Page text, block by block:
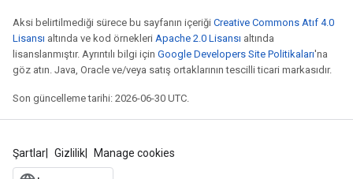
Aksi belirtilmediği sürece bu sayfanın içeriği Creative Commons Atıf 4.0
Lisansı altında ve kod örnekleri Apache 2.0 Lisansı altında
lisanslanmıştır. Ayrıntılı bilgi için Google Developers Site Politikaları'na
göz atın. Java, Oracle ve/veya satış ortaklarının tescilli ticari markasıdır.
Son güncelleme tarihi: 2026-06-30 UTC.
Şartlar Gizlilik Manage cookies